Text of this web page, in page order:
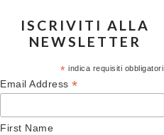
ISCRIVITI ALLA
NEWSLETTER
* indica requisiti obbligatori
Email Address *
First Name